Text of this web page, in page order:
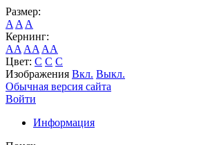
Размер:
A A A
Кернинг:
AA AA AA
Цвет: C C C
Изображения Вкл. Выкл.
Обычная версия сайта
Войти
Информация